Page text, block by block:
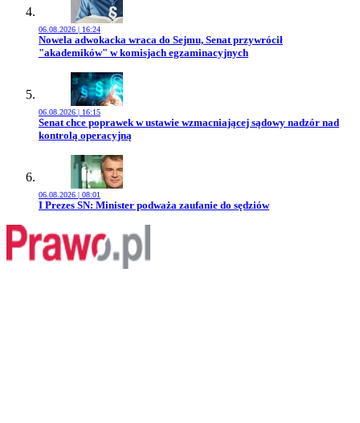
06.08.2026 | 16:24
Przejdź do artykułu:
Nowela adwokacka wraca do Sejmu, Senat przywrócił
"akademików" w komisjach egzaminacyjnych
06.08.2026 | 16:15
Przejdź do artykułu:
Senat chce poprawek w ustawie wzmacniającej sądowy nadzór nad
kontrolą operacyjną
06.08.2026 | 08:01
Przejdź do artykułu:
I Prezes SN: Minister podważa zaufanie do sędziów